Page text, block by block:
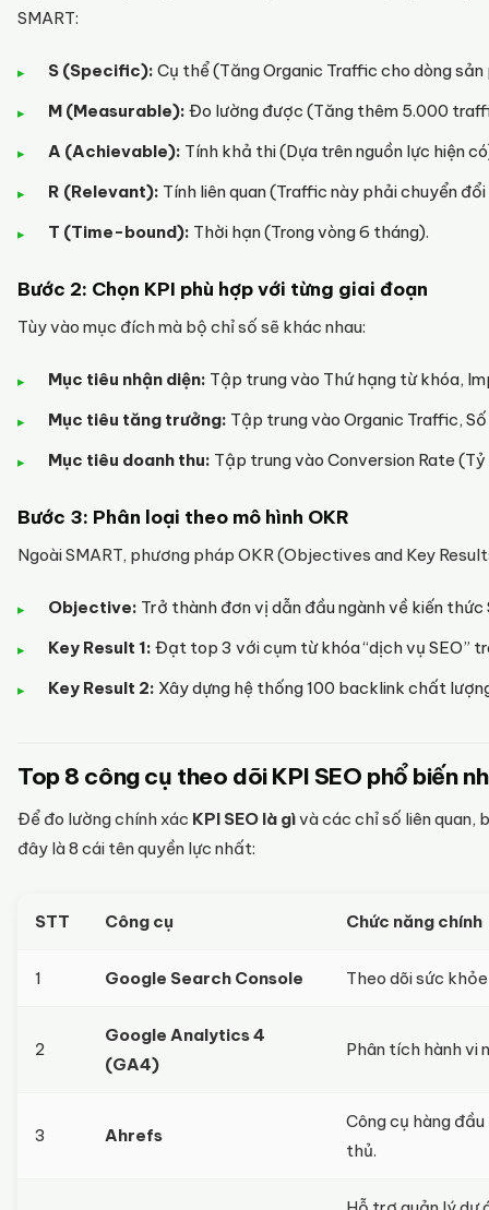
SMART:
S (Specific): Cụ thể (Tăng Organic Traffic cho dòng sản
M (Measurable): Đo lường được (Tăng thêm 5.000
A (Achievable): Tính khả thi (Dựa trên nguồn lực hiện
R (Relevant): Tính liên quan (Traffic này phải chuyển
T (Time-bound): Thời hạn (Trong vòng 6 tháng).
Bước 2: Chọn KPI phù hợp với từng giai đoạn
Tùy vào mục đích mà bộ chỉ số sẽ khác nhau:
Mục tiêu nhận diện: Tập trung vào Thứ hạng từ khóa,
Mục tiêu tăng trưởng: Tập trung vào Organic Traffic,
Mục tiêu doanh thu: Tập trung vào Conversion Rate (Tỷ
Bước 3: Phân loại theo mô hình OKR
Ngoài SMART, phương pháp OKR (Objectives and Key
Objective: Trở thành đơn vị dẫn đầu ngành về kiến thức
Key Result 1: Đạt top 3 với cụm từ khóa “dịch vụ SEO”
Key Result 2: Xây dựng hệ thống 100 backlink chất
Top 8 công cụ theo dõi KPI SEO phổ biến
Để đo lường chính xác KPI SEO là gìvà các chỉ số liên quan,
đây là 8 cái tên quyền lực nhất:
STT Công cụ Chức năng chính
1 Google Search Console Theo dõi sức
2
Google Analytics 4
(GA4)
Phân tích hành vi
3 Ahrefs
Công cụ hàng
thủ.